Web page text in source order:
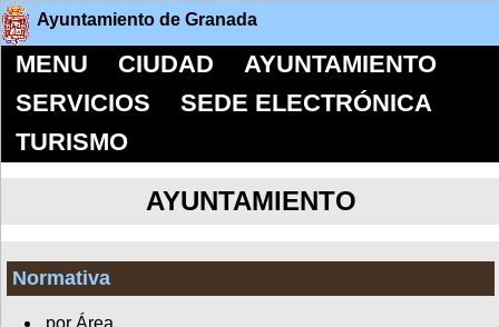
Ayuntamiento de Granada
MENU CIUDAD
AYUNTAMIENTO
SERVICIOS
SEDE ELECTRÓNICA
TURISMO
AYUNTAMIENTO
Normativa